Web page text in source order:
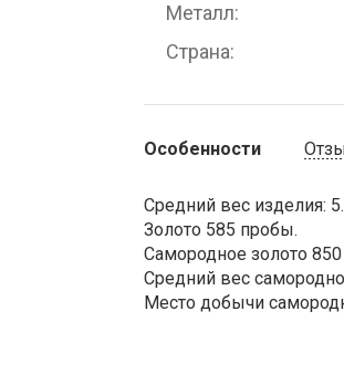
Металл
Страна
Особенности
Средний вес изделия:
Золото 585 пробы.
Самородное золото
Средний вес
Место добычи